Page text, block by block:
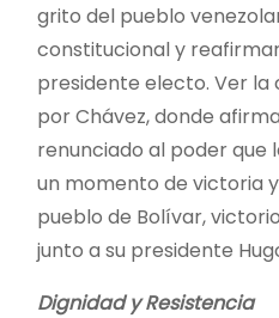
grito del pueblo
constitucional y
presidente electo. Ver
por Chávez, donde
renunciado al poder que
un momento de victoria
pueblo de Bolívar,
junto a su presidente
Dignidad y Resistencia